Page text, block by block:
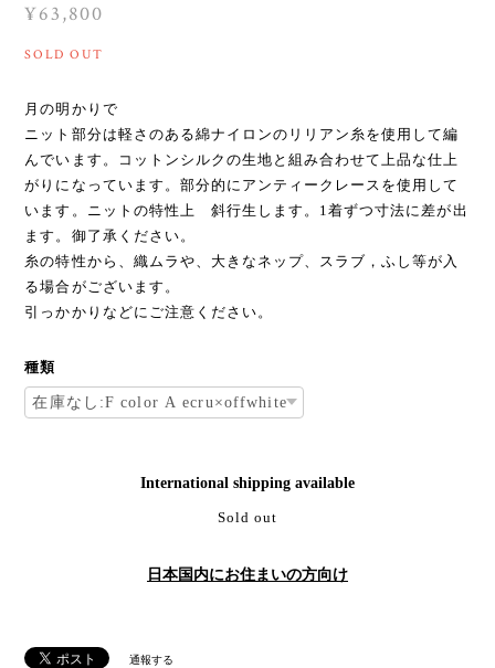
¥63,800
SOLD OUT
月の明かりで
ニット部分は軽さのある綿ナイロンのリリアン糸を使用して編
んでいます。コットンシルクの生地と組み合わせて上品な仕上
がりになっています。部分的にアンティークレースを使用して
います。ニットの特性上 斜行生します。1着ずつ寸法に差が出
ます。御了承ください。
糸の特性から、織ムラや、大きなネップ、スラブ，ふし等が入
る場合がございます。
引っかかりなどにご注意ください。
種類
International shipping available
Sold out
日本国内にお住まいの方向け
通報する